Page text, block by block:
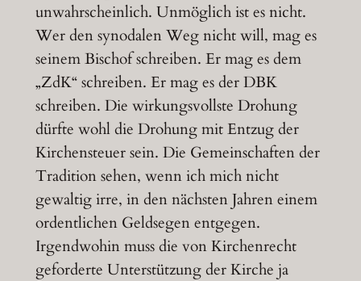
unwahrscheinlich. Unmöglich ist es nicht.
Wer den synodalen Weg nicht will, mag es
seinem Bischof schreiben. Er mag es dem
„ZdK“ schreiben. Er mag es der DBK
schreiben. Die wirkungsvollste Drohung
dürfte wohl die Drohung mit Entzug der
Kirchensteuer sein. Die Gemeinschaften der
Tradition sehen, wenn ich mich nicht
gewaltig irre, in den nächsten Jahren einem
ordentlichen Geldsegen entgegen.
Irgendwohin muss die von Kirchenrecht
geforderte Unterstützung der Kirche ja